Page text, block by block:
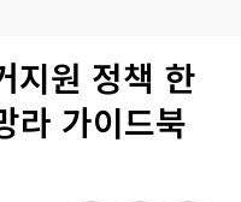
지원 정책 한
가이드북